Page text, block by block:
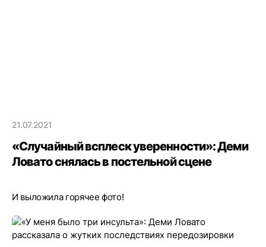
21.07.2021
«Случайный всплеск уверенности»: Деми
Ловато снялась в постельной сцене
И выложила горячее фото!